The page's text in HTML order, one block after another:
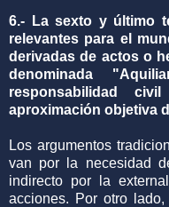
6.- La sexto y último
relevantes para el
derivadas de actos o
denominada
responsabilidad
aproximación objetiva
Los argumentos
van por la necesidad
indirecto por la
acciones. Por otro